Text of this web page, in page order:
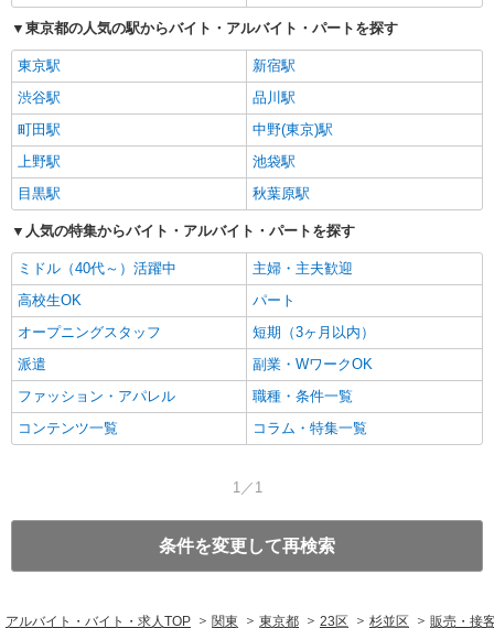
東京都の人気の駅からバイト・アルバイト・パートを探す
東京駅
新宿駅
渋谷駅
品川駅
町田駅
中野(東京)駅
上野駅
池袋駅
目黒駅
秋葉原駅
人気の特集からバイト・アルバイト・パートを探す
ミドル（40代～）活躍中
主婦・主夫歓迎
高校生OK
パート
オープニングスタッフ
短期（3ヶ月以内）
派遣
副業・WワークOK
ファッション・アパレル
職種・条件一覧
コンテンツ一覧
コラム・特集一覧
1／1
条件を変更して再検索
アルバイト・バイト・求人TOP 関東 東京都 23区 杉並区 販売・接